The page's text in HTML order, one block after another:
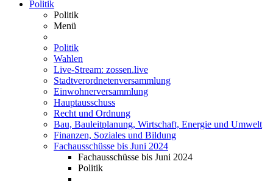
Politik
Politik
Menü
Politik
Wahlen
Live-Stream: zossen.live
Stadtverordnetenversammlung
Einwohnerversammlung
Hauptausschuss
Recht und Ordnung
Bau, Bauleitplanung, Wirtschaft, Energie und Umwelt
Finanzen, Soziales und Bildung
Fachausschüsse bis Juni 2024
Fachausschüsse bis Juni 2024
Politik